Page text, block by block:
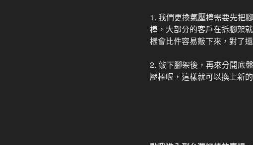
1. 我們更換氣壓棒需要先把
棒，大部分的客戶在拆腳架
樣會比件容易敲下來，對了
2. 敲下腳架後，再來分開底
壓棒喔，這樣就可以換上新